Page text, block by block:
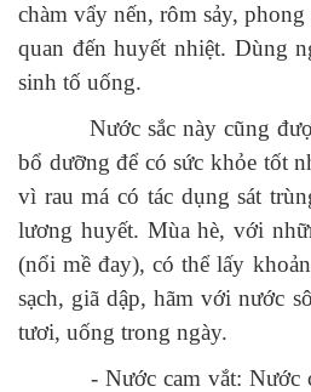
chàm vẩy nến, rôm sảy,
quan đến huyết nhiệt. Dùng
sinh tố uống.
Nước sắc này cũng được
bổ dưỡng để có sức khỏe tốt
vì rau má có tác dụng sát
lương huyết. Mùa hè, với
(nổi mề đay), có thể lấy
sạch, giã dập, hãm với nước
tươi, uống trong ngày.
- Nước cam vắt: Nước